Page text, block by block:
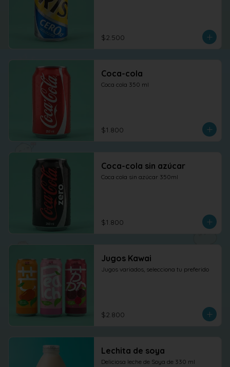
$2.500
Coca-cola
Coca cola 350 ml
$1.800
Coca-cola sin azúcar
Coca cola sin azúcar 350ml
$1.800
Jugos Kawai
Jugos variados, selecciona tu preferido
$2.800
Lechita de soya
Deliciosa leche de Soya de 330 ml